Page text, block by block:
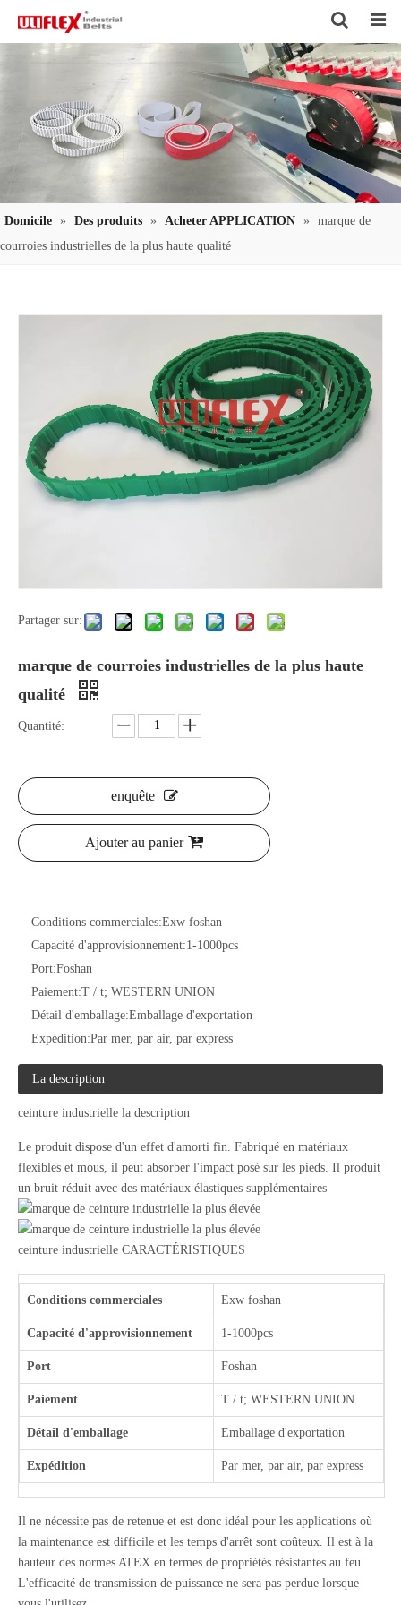
Search
Domicile » Des produits » Acheter APPLICATION »
marque de
courroies industrielles de la plus haute qualité
Partager sur:
marque de courroies industrielles de la plus haute
qualité
Quantité:
enquête
Ajouter au panier
Conditions commerciales:Exw foshan
Capacité d'approvisionnement:1-1000pcs
Port:Foshan
Paiement:T / t; WESTERN UNION
Détail d'emballage:Emballage d'exportation
Expédition:Par mer, par air, par express
La description
ceinture industrielle la description
Le produit dispose d'un effet d'amorti fin. Fabriqué en matériaux
flexibles et mous, il peut absorber l'impact posé sur les pieds. Il produit
un bruit réduit avec des matériaux élastiques supplémentaires
ceinture industrielle CARACTÉRISTIQUES
Conditions commerciales Exw foshan
Capacité d'approvisionnement 1-1000pcs
Port Foshan
Paiement T / t; WESTERN UNION
Détail d'emballage Emballage d'exportation
Expédition Par mer, par air, par express
Il ne nécessite pas de retenue et est donc idéal pour les applications où
la maintenance est difficile et les temps d'arrêt sont coûteux. Il est à la
hauteur des normes ATEX en termes de propriétés résistantes au feu.
L'efficacité de transmission de puissance ne sera pas perdue lorsque